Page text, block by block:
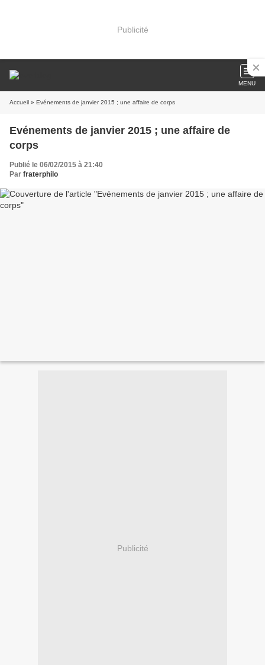
Publicité
MENU
Accueil » Evénements de janvier 2015 ; une affaire de corps
Evénements de janvier 2015 ; une affaire de
corps
Publié le 06/02/2015 à 21:40
Par fraterphilo
Publicité